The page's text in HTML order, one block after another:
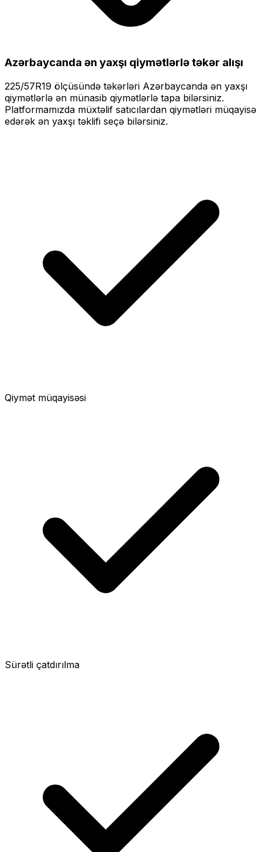
Azərbaycanda ən yaxşı qiymətlərlətəkər alışı
225/57R19 ölçüsündə təkərləri Azərbaycanda ən yaxşı
qiymətlərlə ən münasib qiymətlərlə tapa bilərsiniz.
Platformamızda müxtəlif satıcılardan qiymətləri müqayisə
edərək ən yaxşı təklifi seçə bilərsiniz.
Qiymət müqayisəsi
Sürətli çatdırılma